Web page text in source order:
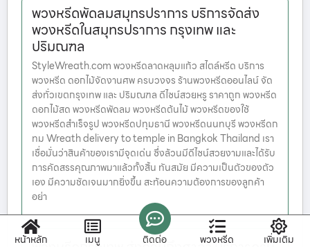
พวงหรีดพัดลมสมุทรปราการ บริการจัดส่ง
พวงหรีดในสมุทรปราการ กรุงเทพ และ
ปริมณฑล
StyleWreath.com พวงหรีดลาดหลุมแก้ว สไตล์หรีด บริการ
พวงหรีด ดอกไม้จัดงานศพ ครบวงจร ร้านพวงหรีดออนไลน์ จัด
ส่งทั่วเขตกรุงเทพ และ ปริมณฑล ดีไซน์สวยหรู ราคาถูก พวงหรีด
ดอกไม้สด พวงหรีดพัดลม พวงหรีดต้นไม้ พวงหรีดของใช้
พวงหรีดสำเร็จรูป พวงหรีดปทุมธานี พวงหรีดนนทบุรี พวงหรีดก
ทม Wreath delivery to temple in Bangkok Thailand เรา
เชื่อมั่นว่าสินค้าของเรามีจุดเด่น ซึ่งล้วนมีดีไซน์สวยงามและได้รับ
การคัดสรรคุณภาพมาแล้วทั้งสิ้น ทันสมัย มีความเป็นตัวของตัว
เอง มีความชัดเจนมากยิ่งขึ้น สะท้อนความต้องการของลูกค้า
อย่า
หน้าหลัก เมนู ติดต่อ พวงหรีด เพิ่มเติม